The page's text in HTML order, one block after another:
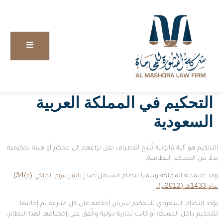
التحكيم في المملكة العربية
السعودية
التحكيم هو آلية قانونية تُتيح للأطراف نقل نزاعهم إلى محكم أو هيئة تحكيمية
بدلاً من المحاكم النظامية،
وقد اعتمدته المملكة رسمياً بنظام مستقل صدر
بالمرسوم الملكي (م/34)
عام 1433هـ (2012م).
يؤكد النظام السعودي للتـحكيم سريان أحكامه على كل منازعة تم إحالتها
للتحكيم داخل المملكة أو كانت تجارية دولية واتُّفق على إخضاعها لهذا النظام،